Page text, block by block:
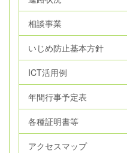
相談事業
いじめ防止基本方針
ICT活用例
年間行事予定表
各種証明書等
アクセスマップ